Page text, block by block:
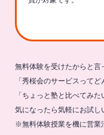
無料体験を受けたからと
「秀桜会のサービスってど
「ちょっと塾と比べてみた
気になったら気軽にお試し
※無料体験授業を機に営業